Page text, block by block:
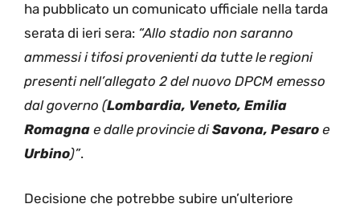
ha pubblicato un comunicato ufficiale nella tarda
serata di ieri sera: “Allo stadio non saranno
ammessi i tifosi provenienti da tutte le regioni
presenti nell’allegato 2 del nuovo DPCM emesso
dal governo (Lombardia, Veneto, Emilia
Romagna e dalle provincie diSavona, Pesaro e
Urbino)”.
Decisione che potrebbe subire un’ulteriore